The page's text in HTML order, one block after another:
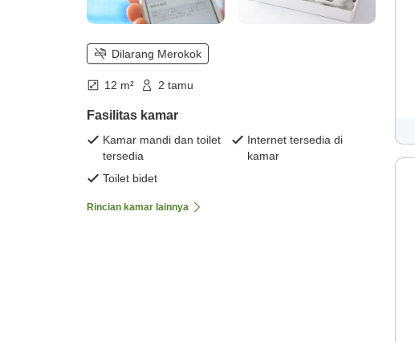
Dilarang Merokok
12 m² 2 tamu
Fasilitas kamar
Kamar mandi dan toilet
tersedia
Internet tersedia di
kamar
Toilet bidet
Rincian kamar lainnya